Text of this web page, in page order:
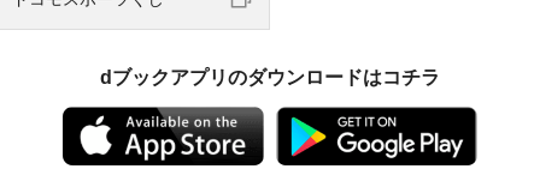
dブックアプリのダウンロードはコチラ